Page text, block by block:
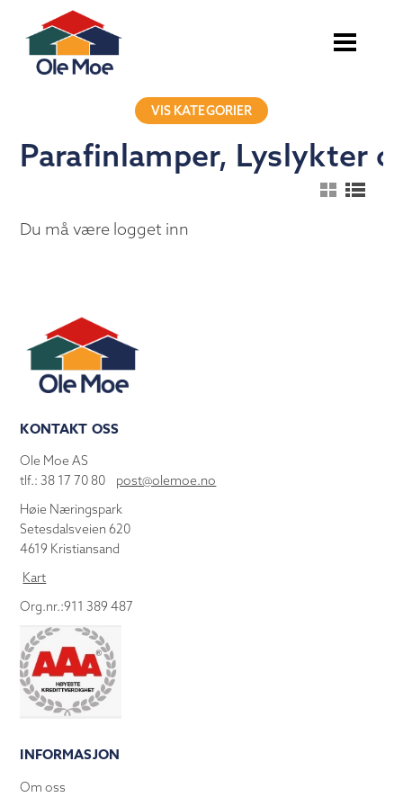
VIS KATEGORIER
Parafinlamper, Lyslykter
Du må være logget inn
KONTAKT OSS
Ole Moe AS
tlf.: 38 17 70 80 post@olemoe.no
Høie Næringspark
Setesdalsveien 620
4619 Kristiansand
Kart
Org.nr.:911 389 487
INFORMASJON
Om oss